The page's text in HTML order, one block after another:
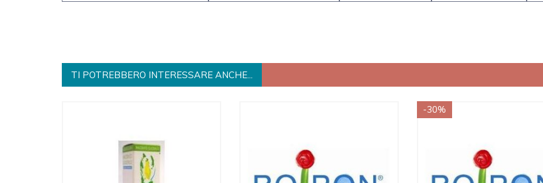
TI POTREBBERO INTERESSARE ANCHE...
-30%